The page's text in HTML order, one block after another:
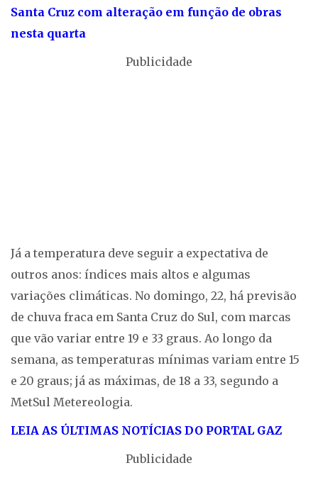
Santa Cruz com alteração em função de obras
nesta quarta
Publicidade
Já a temperatura deve seguir a expectativa de
outros anos: índices mais altos e algumas
variações climáticas. No domingo, 22, há previsão
de chuva fraca em Santa Cruz do Sul, com marcas
que vão variar entre 19 e 33 graus. Ao longo da
semana, as temperaturas mínimas variam entre 15
e 20 graus; já as máximas, de 18 a 33, segundo a
MetSul Metereologia.
LEIA AS ÚLTIMAS NOTÍCIAS DO PORTAL GAZ
Publicidade